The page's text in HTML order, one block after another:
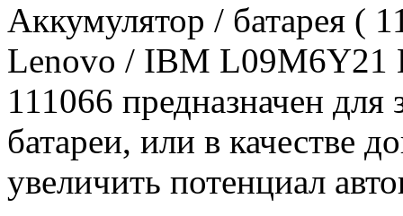
Аккумулятор / батарея (
Lenovo / IBM L09M6Y21
111066 предназначен
батареи, или в качестве
увеличить потенциал